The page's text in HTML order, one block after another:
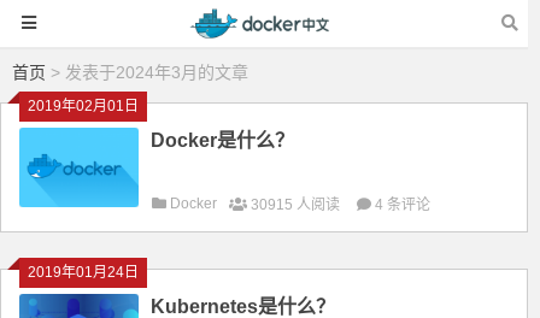
首页 > 发表于2024年3月的文章
2019年02月01日
Docker是什么？
Docker 30915 人阅读 4 条评论
2019年01月24日
Kubernetes是什么？